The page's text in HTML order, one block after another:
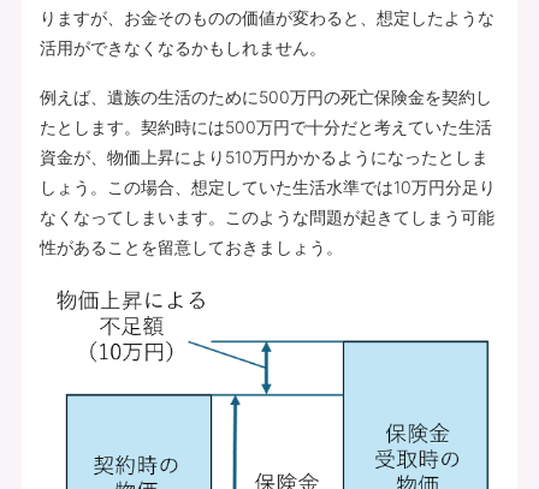
りますが、お金そのものの価値が変わると、想定したような
活用ができなくなるかもしれません。
例えば、遺族の生活のために500万円の死亡保険金を契約し
たとします。契約時には500万円で十分だと考えていた生活
資金が、物価上昇により510万円かかるようになったとしま
しょう。この場合、想定していた生活水準では10万円分足り
なくなってしまいます。このような問題が起きてしまう可能
性があることを留意しておきましょう。